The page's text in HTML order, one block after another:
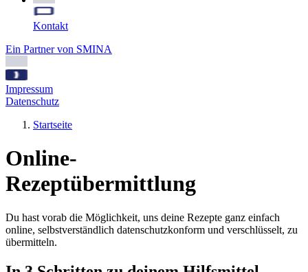
Kontakt
Ein Partner von SMINA
Impressum
Datenschutz
Startseite
Online-
Rezeptübermittlung
Du hast vorab die Möglichkeit, uns deine Rezepte ganz einfach
online, selbstverständlich datenschutzkonform und verschlüsselt, zu
übermitteln.